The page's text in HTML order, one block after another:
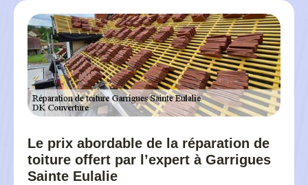
Le prix abordable de la réparation de
toiture offert par l’expert à Garrigues
Sainte Eulalie